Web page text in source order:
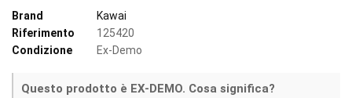
Brand
Kawai
Riferimento
125420
Condizione
Ex-Demo
Questo prodotto è EX-DEMO. Cosa significa?